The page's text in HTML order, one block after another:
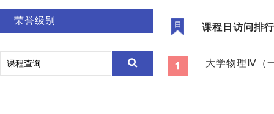
荣誉级别
课程日访问排行
大学物理Ⅳ（